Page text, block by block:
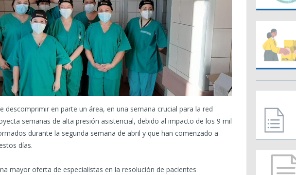
descomprimir en parte un área, en una semana crucial para la red
semanas de alta presión asistencial, debido al impacto de los 9 mil
durante la segunda semana de abril y que han comenzado a
días.
mayor oferta de especialistas en la resolución de pacientes